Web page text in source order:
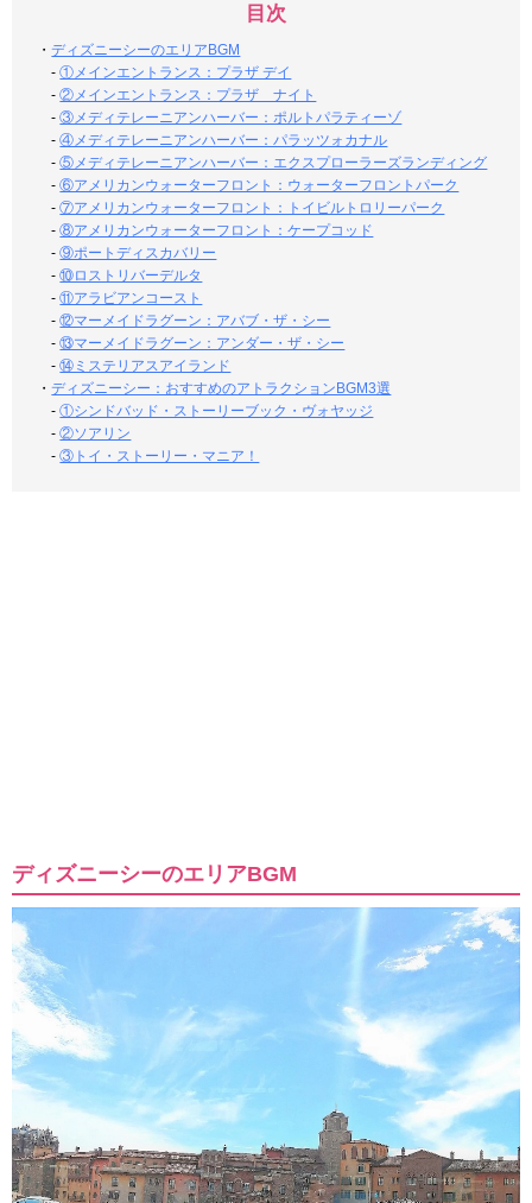
目次
・ディズニーシーのエリアBGM
-①メインエントランス：プラザ デイ
-②メインエントランス：プラザ ナイト
-③メディテレーニアンハーバー：ポルトパラティーゾ
-④メディテレーニアンハーバー：パラッツォカナル
-⑤メディテレーニアンハーバー：エクスプローラーズランディング
-⑥アメリカンウォーターフロント：ウォーターフロントパーク
-⑦アメリカンウォーターフロント：トイビルトロリーパーク
-⑧アメリカンウォーターフロント：ケープコッド
-⑨ポートディスカバリー
-⑩ロストリバーデルタ
-⑪アラビアンコースト
-⑫マーメイドラグーン：アバブ・ザ・シー
-⑬マーメイドラグーン：アンダー・ザ・シー
-⑭ミステリアスアイランド
・ディズニーシー：おすすめのアトラクションBGM3選
-①シンドバッド・ストーリーブック・ヴォヤッジ
-②ソアリン
-③トイ・ストーリー・マニア！
ディズニーシーのエリアBGM